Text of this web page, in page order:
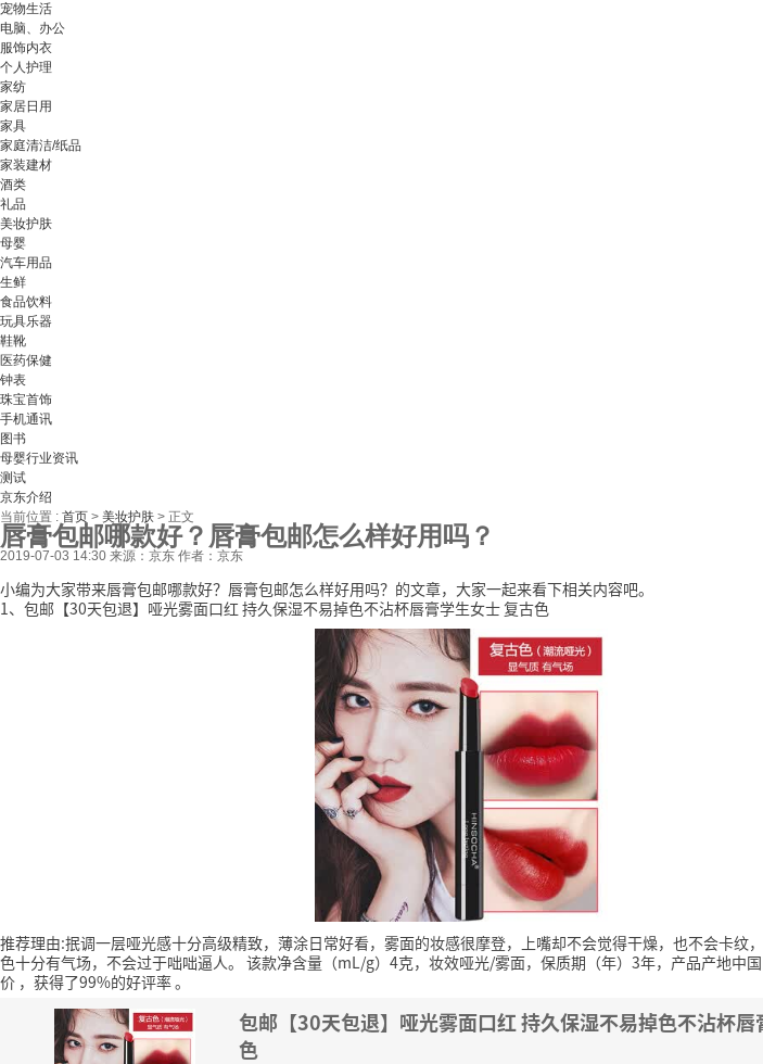
宠物生活
电脑、办公
服饰内衣
个人护理
家纺
家居日用
家具
家庭清洁/纸品
家装建材
酒类
礼品
美妆护肤
母婴
汽车用品
生鲜
食品饮料
玩具乐器
鞋靴
医药保健
钟表
珠宝首饰
手机通讯
图书
母婴行业资讯
测试
京东介绍
当前位置 : 首页 > 美妆护肤 > 正文
唇膏包邮哪款好？唇膏包邮怎么样好用吗？
2019-07-03 14:30 来源：京东 作者：京东
小编为大家带来唇膏包邮哪款好？唇膏包邮怎么样好用吗？的文章，大家一起来看下相关内容吧。
1、包邮【30天包退】哑光雾面口红 持久保湿不易掉色不沾杯唇膏学生女士 复古色
推荐理由:抿调一层哑光感十分高级精致，薄涂日常好看，雾面的妆感很摩登，上嘴却不会觉得干燥，也不会卡纹
色十分有气场，不会过于咄咄逼人。 该款净含量（mL/g）4克，妆效哑光/雾面，保质期（年）3年，产品产地中国
价 ，获得了99%的好评率。
包邮【30天包退】哑光雾面口红 持久保湿不易掉色不沾杯唇
色